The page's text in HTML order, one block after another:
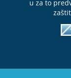
u za to